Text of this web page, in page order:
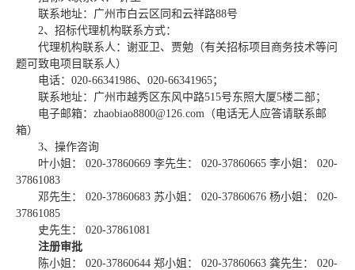
联系地址：广州市白云区同和云祥路88号
2、招标代理机构联系方式：
代理机构联系人：谢亚卫、贾勉（有关招标项目商务技术等问
题可致电项目联系人）
电话： 020-66341986、 020-66341965；
联系地址：广州市越秀区东风中路515号东照大厦5楼二部 ；
电子邮箱： zhaobiao8800@126.com（电话无人应答请联系邮
箱）
3、操作咨询
叶小姐：
020-37860669 李先生： 020-37860665 李小姐： 020-
37861083
邓先生：
020-37860683 苏小姐： 020-37860676 杨小姐： 020-
37861085
史先生：
020-37861081
注册审批
陈小姐：
020-37860644 郑小姐： 020-37860663 龚先生： 020-